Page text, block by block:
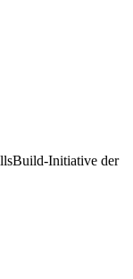
Initiative der